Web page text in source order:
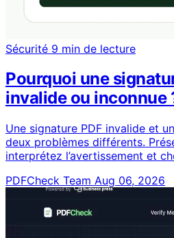
Sécurité 9 min de lecture
Pourquoi une
invalide ou inconnue
Une signature PDF invalide et
deux problèmes différents.
interprétez l’avertissement et
PDFCheck Team Aug 06, 2026